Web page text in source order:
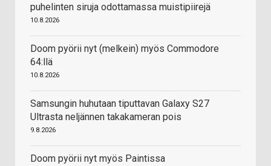
puhelinten siruja odottamassa muistipiirejä
10.8.2026
Doom pyörii nyt (melkein) myös Commodore
64:llä
10.8.2026
Samsungin huhutaan tiputtavan Galaxy S27
Ultrasta neljännen takakameran pois
9.8.2026
Doom pyörii nyt myös Paintissa